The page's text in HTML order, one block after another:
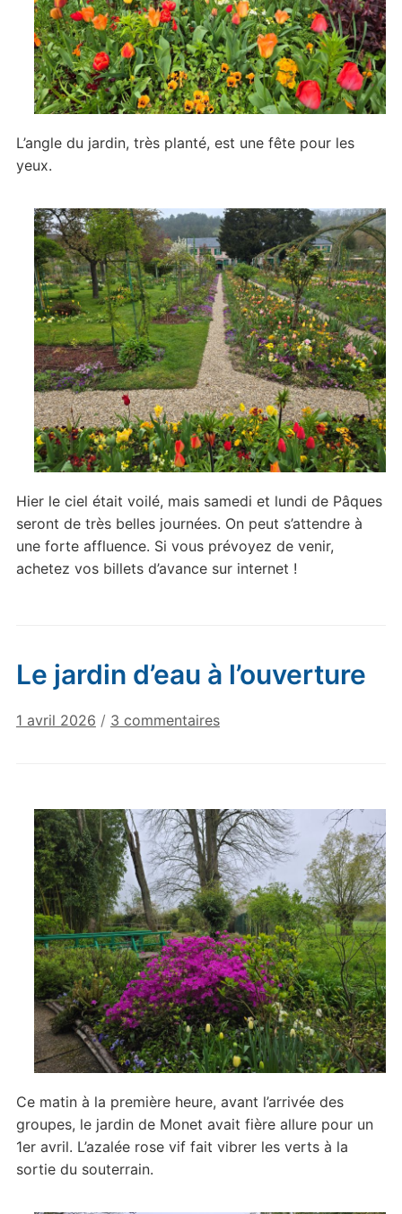
L’angle du jardin, très planté, est une fête pour les
yeux.
Hier le ciel était voilé, mais samedi et lundi de Pâques
seront de très belles journées. On peut s’attendre à
une forte affluence. Si vous prévoyez de venir,
achetez vos billets d’avance sur internet !
Le jardin d’eau à l’ouverture
1 avril 2026 / 3 commentairessur
à
l’ouverture
Ce matin à la première heure, avant l’arrivée des
groupes, le jardin de Monet avait fière allure pour un
1er avril. L’azalée rose vif fait vibrer les verts à la
sortie du souterrain.